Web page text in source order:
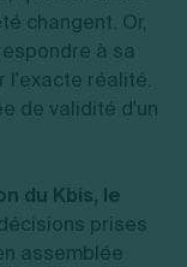
changent. Or,
à sa
l'exacte réalité.
de validité d'un
du Kbis, le
prises
assemblée